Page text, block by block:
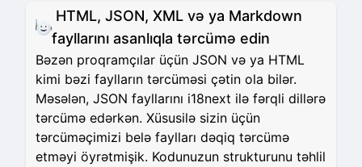
HTML, JSON, XML və ya Markdown
fayllarını asanlıqla tərcümə edin
Bəzən proqramçılar üçün JSON və ya HTML
kimi bəzi faylların tərcüməsi çətin ola bilər.
Məsələn, JSON fayllarını i18next ilə fərqli dillərə
tərcümə edərkən. Xüsusilə sizin üçün
tərcüməçimizi belə faylları dəqiq tərcümə
etməyi öyrətmişik. Kodunuzun strukturunu təhlil